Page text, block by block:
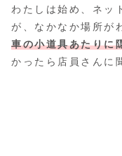
わたしは始め、ネッ
が、なかなか場所が
車の小道具あたりに
かったら店員さんに